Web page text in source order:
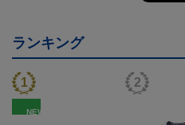
ランキング
NEW